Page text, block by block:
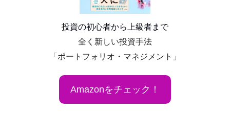
投資の初心者から上級者まで
全く新しい投資手法
「ポートフォリオ・マネジメント」
Amazonをチェック！